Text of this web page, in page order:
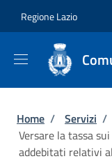
Regione Lazio
Briciole
Home / Servizi /
Versare la tassa
addebitati relativi